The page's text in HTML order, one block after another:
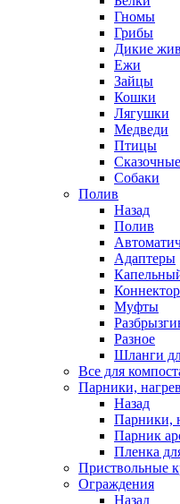
Гномы
Грибы
Дикие
Ежи
Зайцы
Кошки
Лягушки
Медведи
Птицы
Собаки
Полив
Назад
Полив
Адаптеры
Муфты
Разное
Шланги
Все для
Парники,
Назад
Парники,
Парник
Пленка
Приствольные
Ограждения
Назад